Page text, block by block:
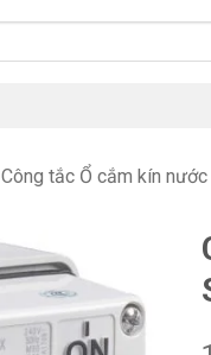
Công tắc Ổ cắm kín nước